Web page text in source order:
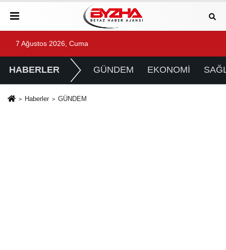
7 Ağustos 2026, Cuma
HABERLER GÜNDEM EKONOMİ
Haberler GÜNDEM